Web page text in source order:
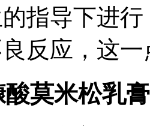
指导下进
反应，这
莫米松乳